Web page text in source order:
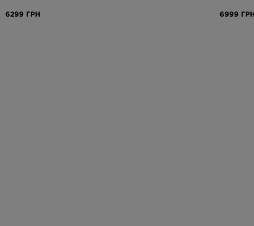
6299 ГРН 6999 ГРН